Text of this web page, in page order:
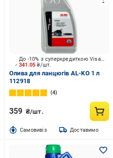
341.05₴/шт.
До -10% з суперкредиткою Visa Вигода
Олива для ланцюгів AL-KO 1 л
112918
4
359 ₴/шт.
Cамовивіз Доставимо